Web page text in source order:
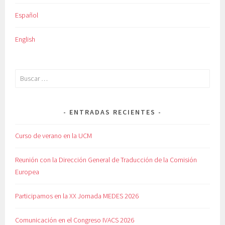
Español
English
Buscar:
ENTRADAS RECIENTES
Curso de verano en la UCM
Reunión con la Dirección General de Traducción de la Comisión
Europea
Participamos en la XX Jornada MEDES 2026
Comunicación en el Congreso IVACS 2026